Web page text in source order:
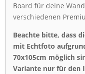
Board für deine
verschiedenen
Beachte bitte, dass
mit Echtfoto
70x105cm möglich
Variante nur für den